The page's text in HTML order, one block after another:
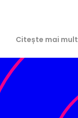
Citește mai mult